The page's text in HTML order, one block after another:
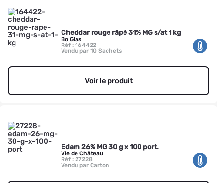
Cheddar rouge râpé 31% MG s/at 1 kg
Bo Glas
Réf : 164422
Vendu par 10 Sachets
Voir le produit
Edam 26% MG 30 g x 100 port.
Vie de Château
Réf : 27228
Vendu par Carton